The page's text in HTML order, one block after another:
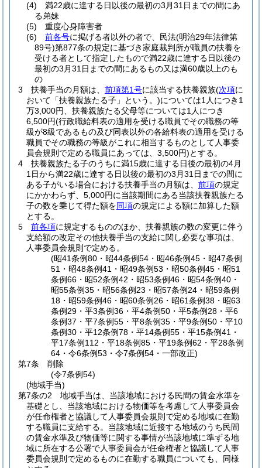
(4)
満22歳に達する日以後の最初の3月31日までの間にあ
る弟妹
(5)
重度心身障害者
(6)
前各号に掲げる者以外の者で、民法(明治29年法律第
89号)第877条の規定に基づき家庭裁判所が職員の扶養を
受ける者として指定したもので満22歳に達する日以後の
最初の3月31日までの間にあるもの又は満60歳以上のも
の
3
扶養手当の月額は、 前項第1号に該当する扶養親族(次項に
おいて「扶養親族たる子」という。)については1人につき1
万3,000円、扶養親族たる父母等については1人につき
6,500円(行政職給料表の適用を受ける職員でその職務の等
級が8級であるもの及び同表以外の各給料表の適用を受ける
職員でその職務の等級がこれに相当するものとして人事委
員会規則で定める職員にあっては、3,500円)とする。
4
扶養親族たる子のうちに満15歳に達する日後の最初の4月
1日から満22歳に達する日以後の最初の3月31日までの間に
ある子がいる場合における扶養手当の月額は、 前項の規定
にかかわらず、5,000円に当該期間にある当該扶養親族たる
子の数を乗じて得た額を同項の規定による額に加算した額
とする。
5
前各項に規定するもののほか、扶養親族の数の変更に伴う
支給額の改定その他扶養手当の支給に関し必要な事項は、
人事委員会規則で定める。
(昭41条例80・昭44条例54・昭46条例45・昭47条例
51・昭48条例41・昭49条例53・昭50条例45・昭51
条例66・昭52条例42・昭53条例46・昭54条例40・
昭55条例35・昭56条例23・昭57条例24・昭59条例
18・昭59条例46・昭60条例26・昭61条例38・昭63
条例29・平3条例36・平4条例50・平5条例28・平6
条例37・平7条例55・平8条例35・平9条例50・平10
条例30・平12条例78・平14条例55・平15条例41・
平17条例112・平18条例85・平19条例62・平28条例
64・令6条例53・令7条例54・一部改正)
第7条
削除
(令7条例54)
(地域手当)
第7条の2
地域手当は、当該地域における民間の賃金水準を
基礎とし、当該地域における物価等を考慮して人事委員会
が任命権者と協議して人事委員会規則で定める地域に在勤
する職員に支給する。 当該地域に近接する地域のうち民間
の賃金水準及び物価等に関する事情が当該地域に準ずる地
域に所在する公署で人事委員会が任命権者と協議して人事
委員会規則で定めるものに在勤する職員についても、同様